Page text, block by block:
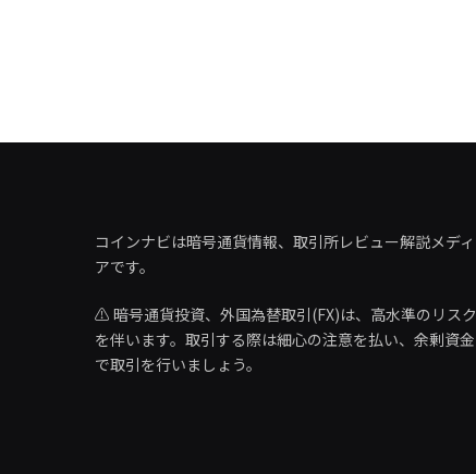
コインナビは暗号通貨情報、取引所レビュー解説メディ
アです。
⚠️ 暗号通貨投資、外国為替取引(FX)は、高水準のリスク
を伴います。取引する際は細心の注意を払い、余剰資金
で取引を行いましょう。